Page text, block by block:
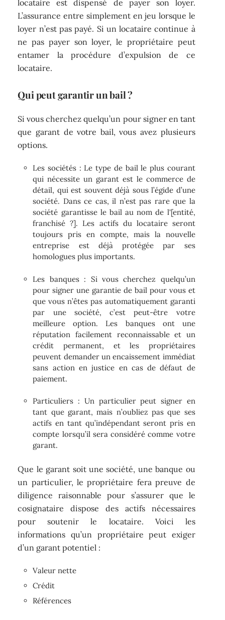
locataire est dispensé de payer son loyer.
L’assurance entre simplement en jeu lorsque le
loyer n’est pas payé. Si un locataire continue à
ne pas payer son loyer, le propriétaire peut
entamer la procédure d’expulsion de ce
locataire.
Qui peut garantir un bail ?
Si vous cherchez quelqu’un pour signer en tant
que garant de votre bail, vous avez plusieurs
options.
Les sociétés : Le type de bail le plus courant
qui nécessite un garant est le commerce de
détail, qui est souvent déjà sous l’égide d’une
société. Dans ce cas, il n’est pas rare que la
société garantisse le bail au nom de l'[entité,
franchisé ?]. Les actifs du locataire seront
toujours pris en compte, mais la nouvelle
entreprise est déjà protégée par ses
homologues plus importants.
Les banques : Si vous cherchez quelqu’un
pour signer une garantie de bail pour vous et
que vous n’êtes pas automatiquement garanti
par une société, c’est peut-être votre
meilleure option. Les banques ont une
réputation facilement reconnaissable et un
crédit permanent, et les propriétaires
peuvent demander un encaissement immédiat
sans action en justice en cas de défaut de
paiement.
Particuliers : Un particulier peut signer en
tant que garant, mais n’oubliez pas que ses
actifs en tant qu’indépendant seront pris en
compte lorsqu’il sera considéré comme votre
garant.
Que le garant soit une société, une banque ou
un particulier, le propriétaire fera preuve de
diligence raisonnable pour s’assurer que le
cosignataire dispose des actifs nécessaires
pour soutenir le locataire. Voici les
informations qu’un propriétaire peut exiger
d’un garant potentiel :
Valeur nette
Crédit
Références